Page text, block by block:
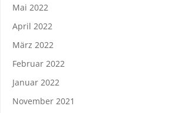
Mai 2022
April 2022
März 2022
Februar 2022
Januar 2022
November 2021